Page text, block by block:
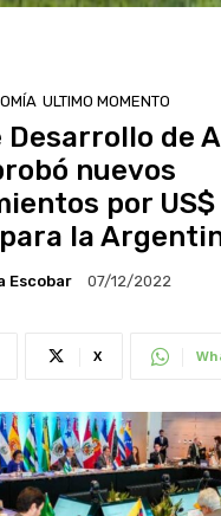
ULTIMO MOMENTO
Desarrollo de
nuevos
por
la
Escobar 07/12/2022
X